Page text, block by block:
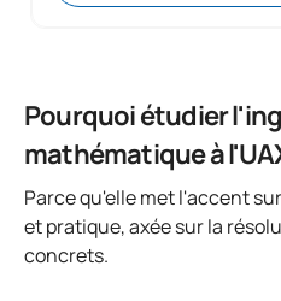
Pourquoi étudier
mathématique à
Parce qu'elle met l'accent
et pratique, axée sur la
concrets.